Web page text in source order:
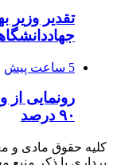
تقدیر وزیر
5 ساعت پیش
رونمایی از
۹۰ درصد
کلیه حقوق مادی و